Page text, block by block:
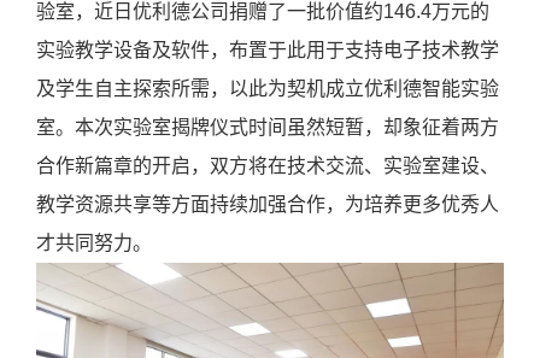
验室，近日优利德公司捐赠了一批价值约146.4万元的
实验教学设备及软件，布置于此用于支持电子技术教学
及学生自主探索所需，以此为契机成立优利德智能实验
室。本次实验室揭牌仪式时间虽然短暂，却象征着两方
合作新篇章的开启，双方将在技术交流、实验室建设、
教学资源共享等方面持续加强合作，为培养更多优秀人
才共同努力。